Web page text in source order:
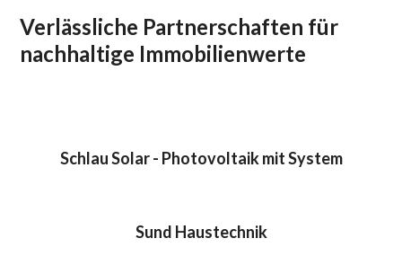
Verlässliche Partnerschaften für
nachhaltige Immobilienwerte
Schlau Solar - Photovoltaik mit System
Sund Haustechnik